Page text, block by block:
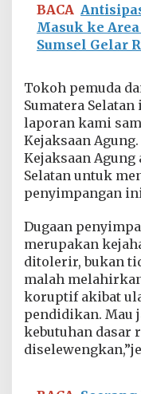
BACA
Masuk ke
Sumsel Gelar
Tokoh pemuda
Sumatera
laporan kami
Kejaksaan
Kejaksaan Agung
Selatan untuk
penyimpangan
Dugaan
merupakan
ditolerir, bukan
malah
koruptif akibat
pendidikan. Mau
kebutuhan dasar